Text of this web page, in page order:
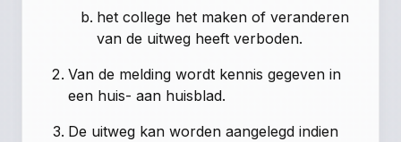
het college het maken of veranderen
van de uitweg heeft verboden.
Van de melding wordt kennis gegeven in
een huis- aan huisblad.
De uitweg kan worden aangelegd indien